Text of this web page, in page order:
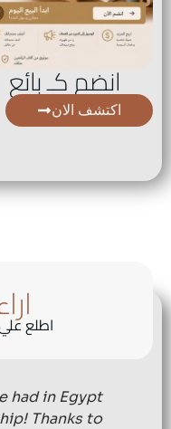
انضم كـ بائع
اكتشف الان
اطلع علي
had in Egypt
Thanks to